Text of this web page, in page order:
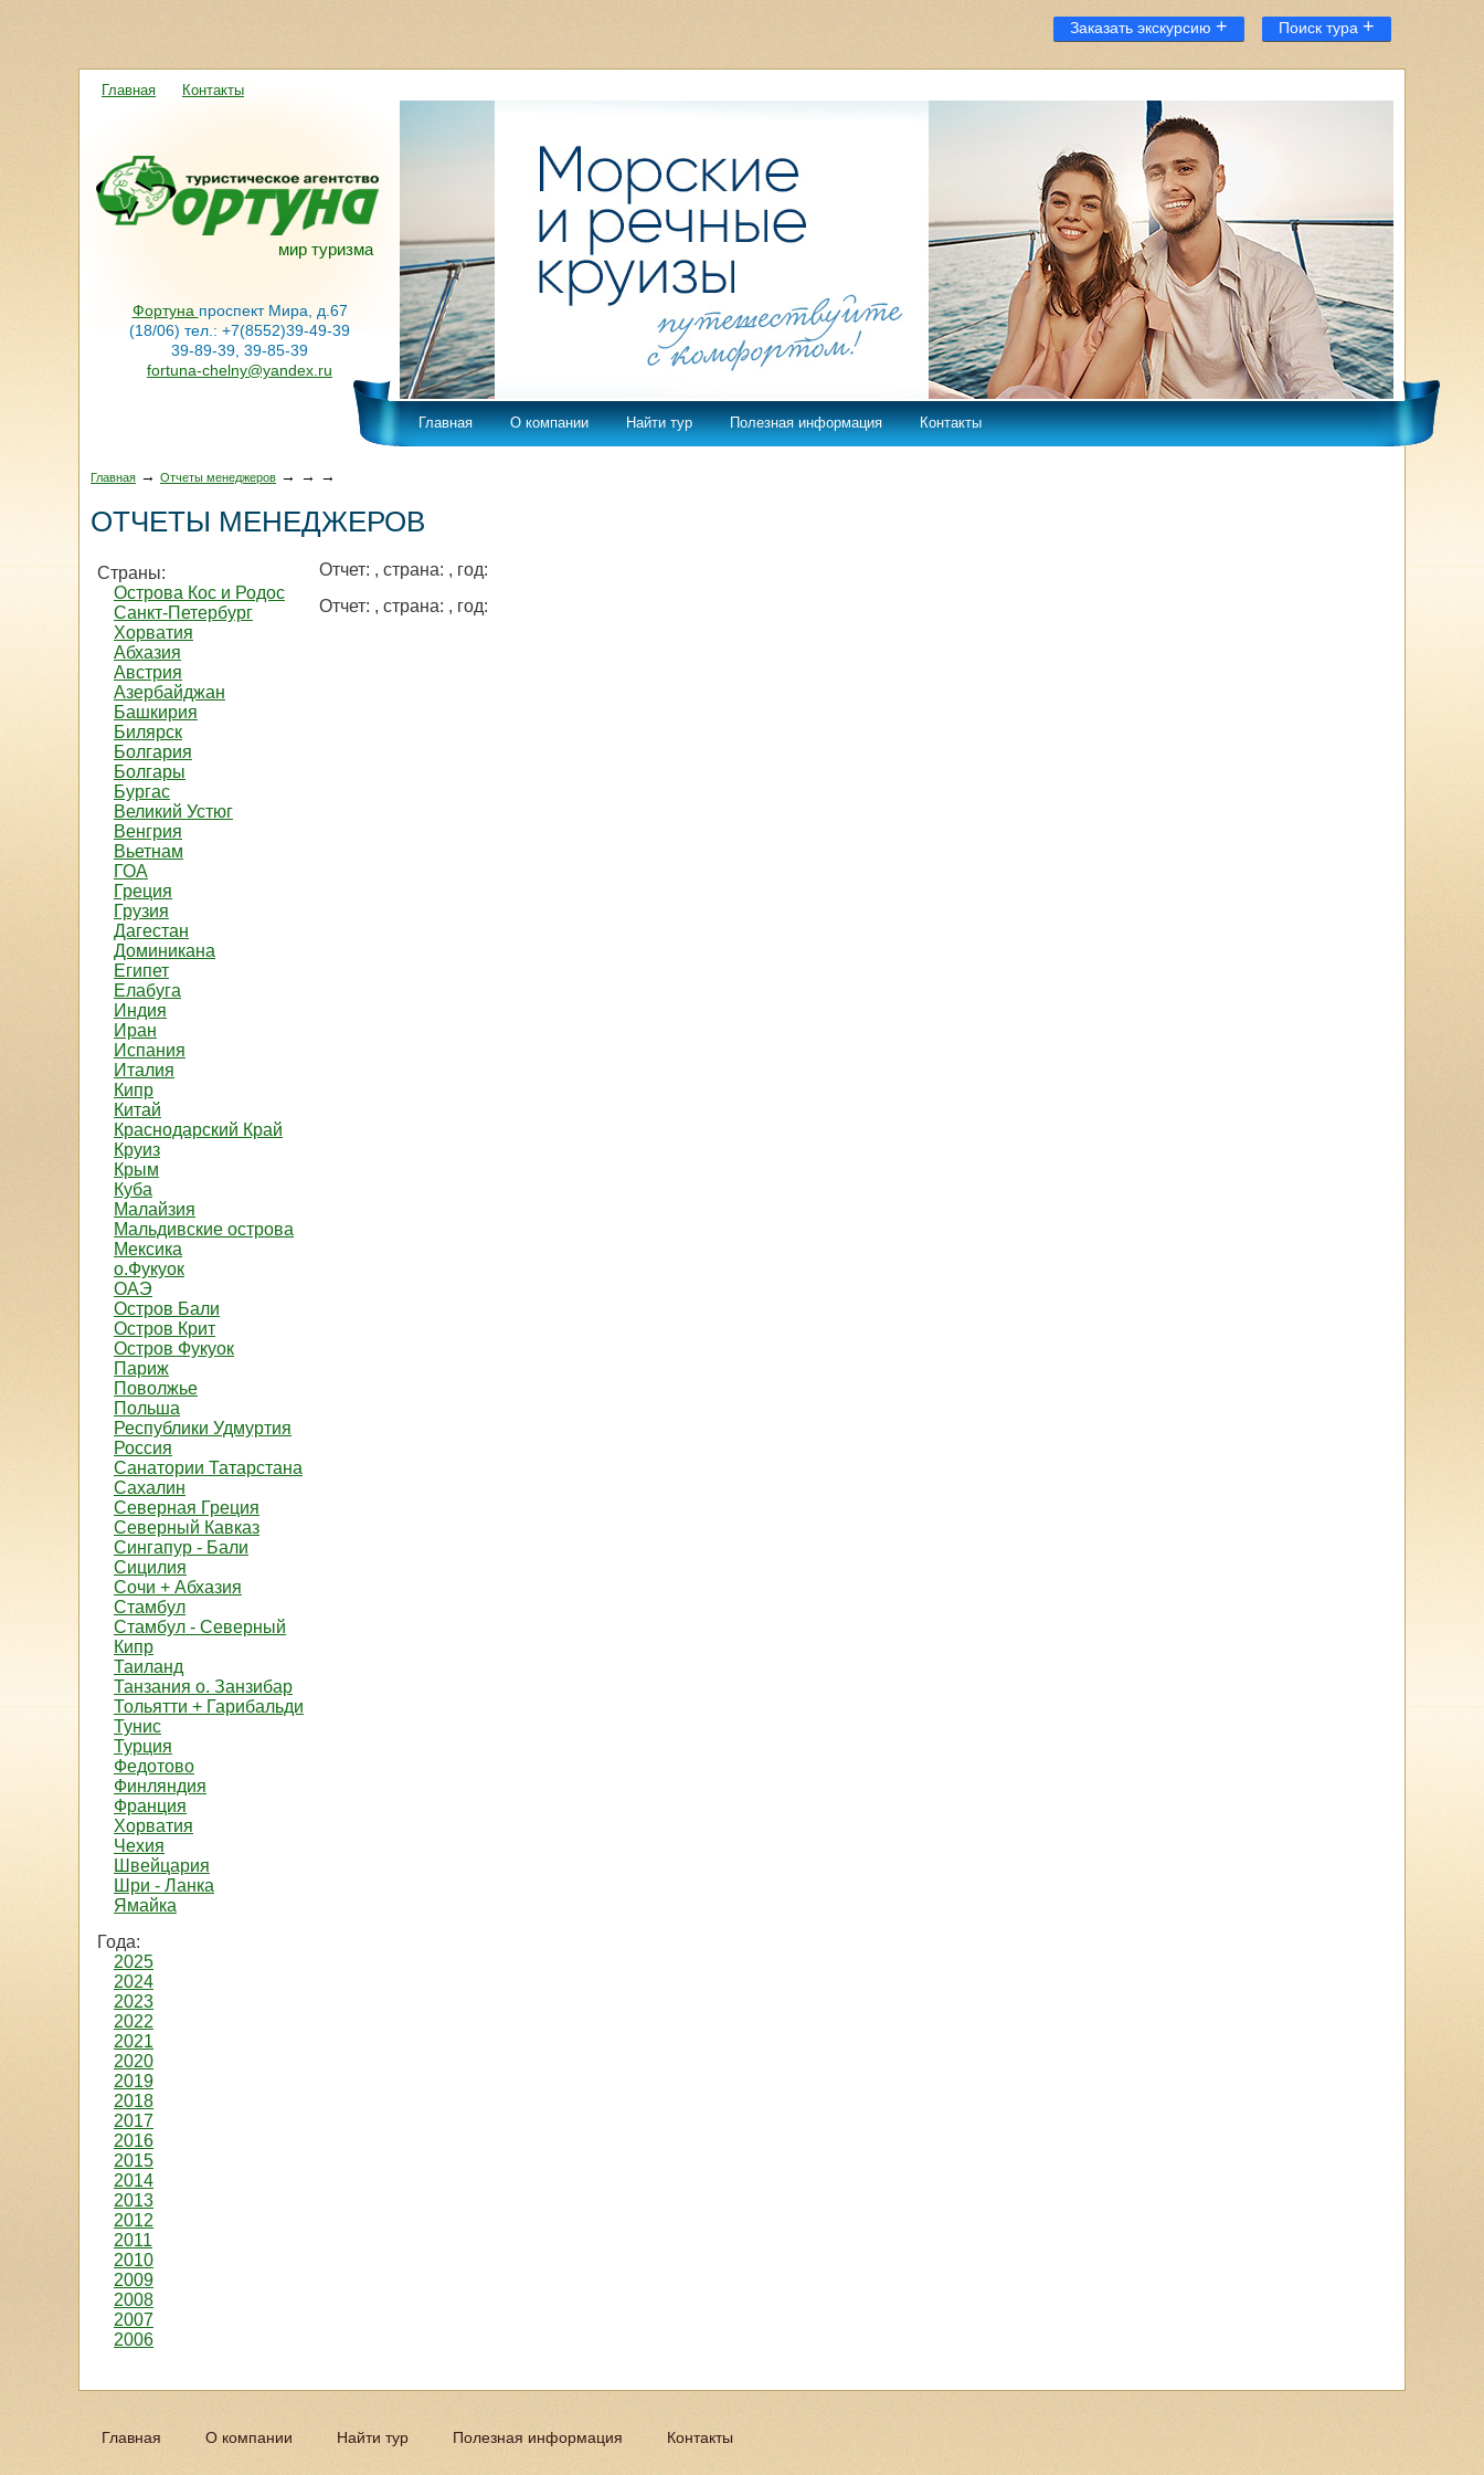
Заказать экскурсию + Поиск тура +
мир туризма
Главная Контакты
Фортуна проспект Мира, д.67
(18/06) тел.: +7(8552)39-49-39
39-89-39, 39-85-39
fortuna-chelny@yandex.ru
Главная О компании Найти тур Полезная информация Контакты
Главная → Отчеты менеджеров → → →
ОТЧЕТЫ МЕНЕДЖЕРОВ
Страны:
Острова Кос и Родос
Санкт-Петербург
Хорватия
Абхазия
Австрия
Азербайджан
Башкирия
Билярск
Болгария
Болгары
Бургас
Великий Устюг
Венгрия
Вьетнам
ГОА
Греция
Грузия
Дагестан
Доминикана
Египет
Елабуга
Индия
Иран
Испания
Италия
Кипр
Китай
Краснодарский Край
Круиз
Крым
Куба
Малайзия
Мальдивские острова
Мексика
о.Фукуок
ОАЭ
Остров Бали
Остров Крит
Остров Фукуок
Париж
Поволжье
Польша
Республики Удмуртия
Россия
Санатории Татарстана
Сахалин
Северная Греция
Северный Кавказ
Сингапур - Бали
Сицилия
Сочи + Абхазия
Стамбул
Стамбул - Северный
Кипр
Таиланд
Танзания о. Занзибар
Тольятти + Гарибальди
Тунис
Турция
Федотово
Финляндия
Франция
Хорватия
Чехия
Швейцария
Шри - Ланка
Ямайка
Года:
2025
2024
2023
2022
2021
2020
2019
2018
2017
2016
2015
2014
2013
2012
2011
2010
2009
2008
2007
2006
Отчет: , страна: , год:
Отчет: , страна: , год:
Главная О компании Найти тур Полезная информация Контакты